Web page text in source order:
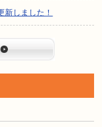
新しました！